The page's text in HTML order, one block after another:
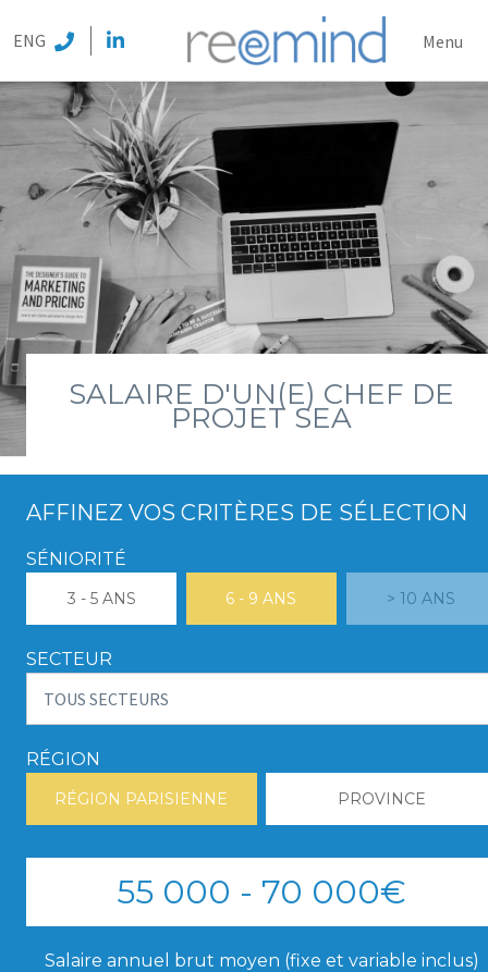
ENG Menu
SALAIRE D'UN(E) CHEF DE
PROJET SEA
AFFINEZ VOS CRITÈRES DE SÉLECTION
SÉNIORITÉ
3 - 5 ANS 6 - 9 ANS > 10 ANS
SECTEUR
RÉGION
RÉGION PARISIENNE PROVINCE
55 000 - 70 000€
Salaire annuel brut moyen (fixe et variable inclus)